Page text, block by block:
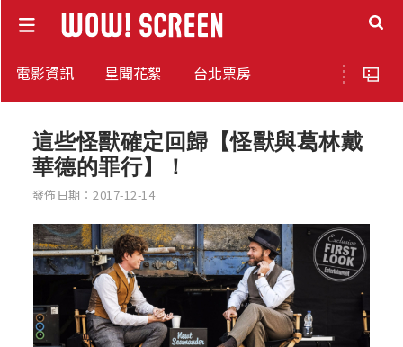
電影資訊 星聞花絮 台北票房
這些怪獸確定回歸【怪獸與葛林戴
華德的罪行】！
發佈日期：2017-12-14